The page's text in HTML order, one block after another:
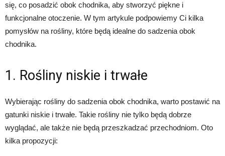
się, co posadzić obok chodnika, aby stworzyć piękne i
funkcjonalne otoczenie. W tym artykule podpowiemy Ci kilka
pomysłów na rośliny, które będą idealne do sadzenia obok
chodnika.
1. Rośliny niskie i trwałe
Wybierając rośliny do sadzenia obok chodnika, warto postawić na
gatunki niskie i trwałe. Takie rośliny nie tylko będą dobrze
wyglądać, ale także nie będą przeszkadzać przechodniom. Oto
kilka propozycji: